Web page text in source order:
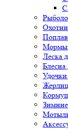
Леска